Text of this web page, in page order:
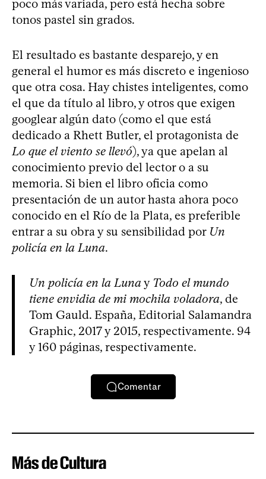
poco más variada, pero está hecha sobre
tonos pastel sin grados.
El resultado es bastante desparejo, y en
general el humor es más discreto e ingenioso
que otra cosa. Hay chistes inteligentes, como
el que da título al libro, y otros que exigen
googlear algún dato (como el que está
dedicado a Rhett Butler, el protagonista de
Lo que el viento se llevó), ya que apelan al
conocimiento previo del lector o a su
memoria. Si bien el libro oficia como
presentación de un autor hasta ahora poco
conocido en el Río de la Plata, es preferible
entrar a su obra y su sensibilidad por Un
policía en la Luna.
Un policía en la Lunay Todo el mundo
tiene envidia de mi mochila voladora, de
Tom Gauld. España, Editorial Salamandra
Graphic, 2017 y 2015, respectivamente. 94
y 160 páginas, respectivamente.
Comentar
Más de Cultura